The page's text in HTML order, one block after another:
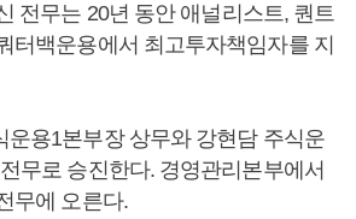
전무는 20년 동안 애널리스트, 퀀트
터백운용에서 최고투자책임자를 지
운용1본부장 상무와 강현담 주식운
무로 승진한다. 경영관리본부에서
무에 오른다.